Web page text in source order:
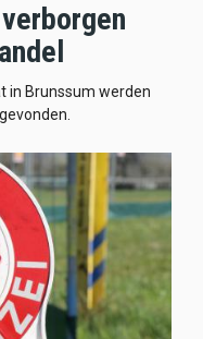
in Brunssum werden